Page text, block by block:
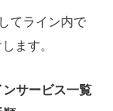
てライン内で
ます。
サービス一覧